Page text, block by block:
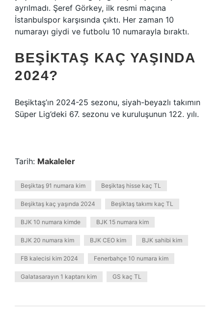
ayrılmadı. Şeref Görkey, ilk resmi maçına
İstanbulspor karşısında çıktı. Her zaman 10
numarayı giydi ve futbolu 10 numarayla bıraktı.
BEŞIKTAŞ KAÇ YAŞINDA
2024?
Beşiktaş’ın 2024-25 sezonu, siyah-beyazlı takımın
Süper Lig’deki 67. sezonu ve kuruluşunun 122. yılı.
Tarih: Makaleler
Beşiktaş 91 numara kim Beşiktaş hisse kaç TL
Beşiktaş kaç yaşında 2024 Beşiktaş takımı kaç TL
BJK 10 numara kimde BJK 15 numara kim
BJK 20 numara kim BJK CEO kim BJK sahibi kim
FB kalecisi kim 2024 Fenerbahçe 10 numara kim
Galatasarayın 1 kaptanı kim GS kaç TL